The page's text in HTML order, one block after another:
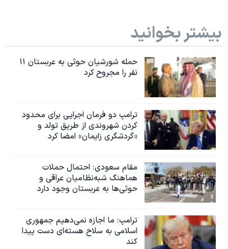
بیشتر بخوانید
حمله شورشیان حوثی به عربستان ۱۱
نفر را مجروح کرد
ترامپ دو فرمان اجرایی برای محدود
کردن شهروندی از طریق تولد و
«گردشگری زایمان» امضا کرد
مقام سعودی: احتمال حملات
هماهنگ شبه‌نظامیان عراقی و
حوثی‌ها به عربستان وجود دارد
ترامپ: ما اجازه نمی‌دهیم جمهوری
اسلامی به سلاح هسته‌ای دست پیدا
کند